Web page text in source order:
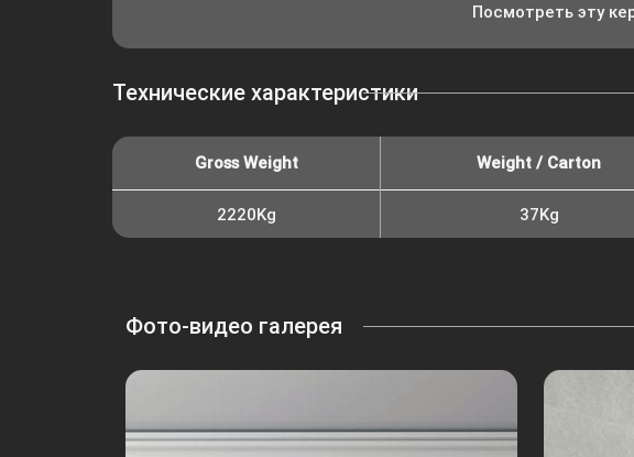
Посмотреть эту
Технические характеристики
Gross Weight Weight / Carton
2220Kg 37Kg
Фото-видео галерея